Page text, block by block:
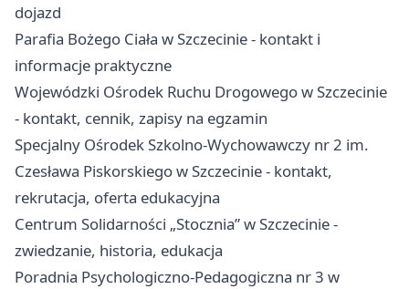
dojazd
Parafia Bożego Ciała w Szczecinie - kontakt i
informacje praktyczne
Wojewódzki Ośrodek Ruchu Drogowego w Szczecinie
- kontakt, cennik, zapisy na egzamin
Specjalny Ośrodek Szkolno-Wychowawczy nr 2 im.
Czesława Piskorskiego w Szczecinie - kontakt,
rekrutacja, oferta edukacyjna
Centrum Solidarności „Stocznia” w Szczecinie -
zwiedzanie, historia, edukacja
Poradnia Psychologiczno-Pedagogiczna nr 3 w